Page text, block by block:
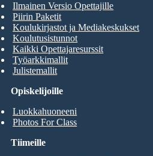
Opiskelijoille
Luokkahuoneeni
Photos For Class
Ilmainen Versio Opettajille
Piirin Paketit
Koulukirjastot ja Mediakeskukset
Koulutusistunnot
Kaikki Opettajaresurssit
Työarkkimallit
Julistemallit
Tiimeille